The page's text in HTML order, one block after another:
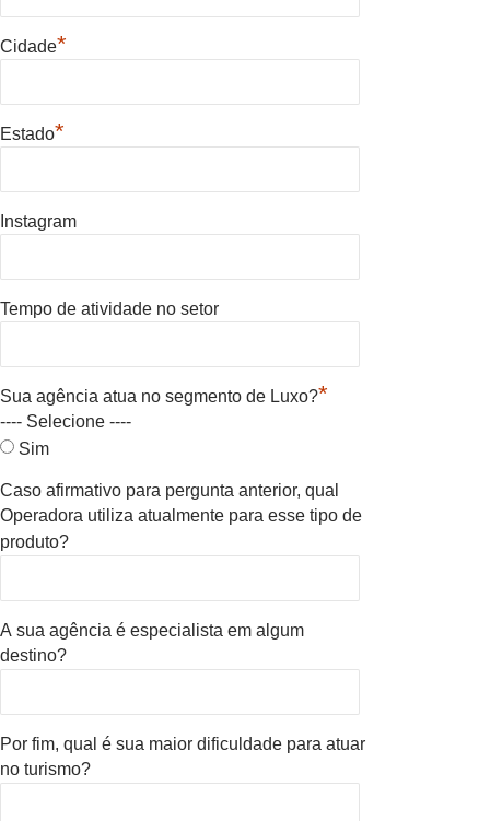
Cidade*
Estado*
Instagram
Tempo de atividade no setor
Sua agência atua no segmento de Luxo?*
---- Selecione ----
Sim
Caso afirmativo para pergunta anterior, qual
Operadora utiliza atualmente para esse tipo de
produto?
A sua agência é especialista em algum
destino?
Por fim, qual é sua maior dificuldade para atuar
no turismo?